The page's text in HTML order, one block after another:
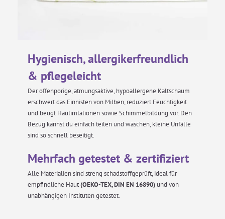
Hygienisch, allergikerfreundlich
& pflegeleicht
Der offenporige, atmungsaktive, hypoallergene Kaltschaum
erschwert das Einnisten von Milben, reduziert Feuchtigkeit
und beugt Hautirritationen sowie Schimmelbildung vor. Den
Bezug kannst du einfach teilen und waschen, kleine Unfälle
sind so schnell beseitigt.
Mehrfach getestet & zertifiziert
Alle Materialien sind streng schadstoffgeprüft, ideal für
empfindliche Haut(OEKO-TEX, DIN EN 16890) und von
unabhängigen Instituten getestet.